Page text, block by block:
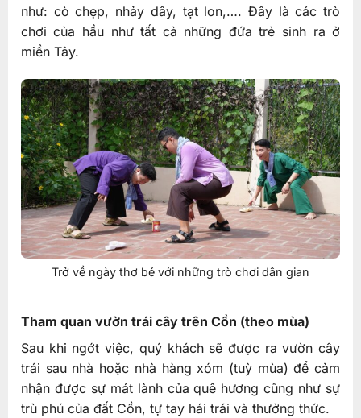
như: cò chẹp, nhảy dây, tạt lon,…. Đây là các trò
chơi của hầu như tất cả những đứa trẻ sinh ra ở
miền Tây.
Trở về ngày thơ bé với những trò chơi dân gian
Tham quan vườn trái cây trên Cồn (theo mùa)
Sau khi ngớt việc, quý khách sẽ được ra vườn cây
trái sau nhà hoặc nhà hàng xóm (tuỳ mùa) để cảm
nhận được sự mát lành của quê hương cũng như sự
trù phú của đất Cồn, tự tay hái trái và thưởng thức.